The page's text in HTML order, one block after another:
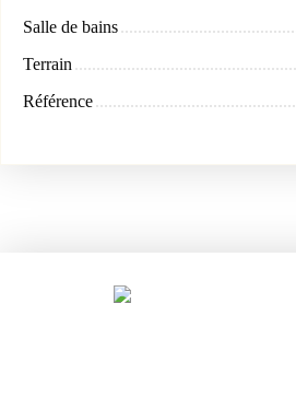
Salle de bains
Terrain
Référence